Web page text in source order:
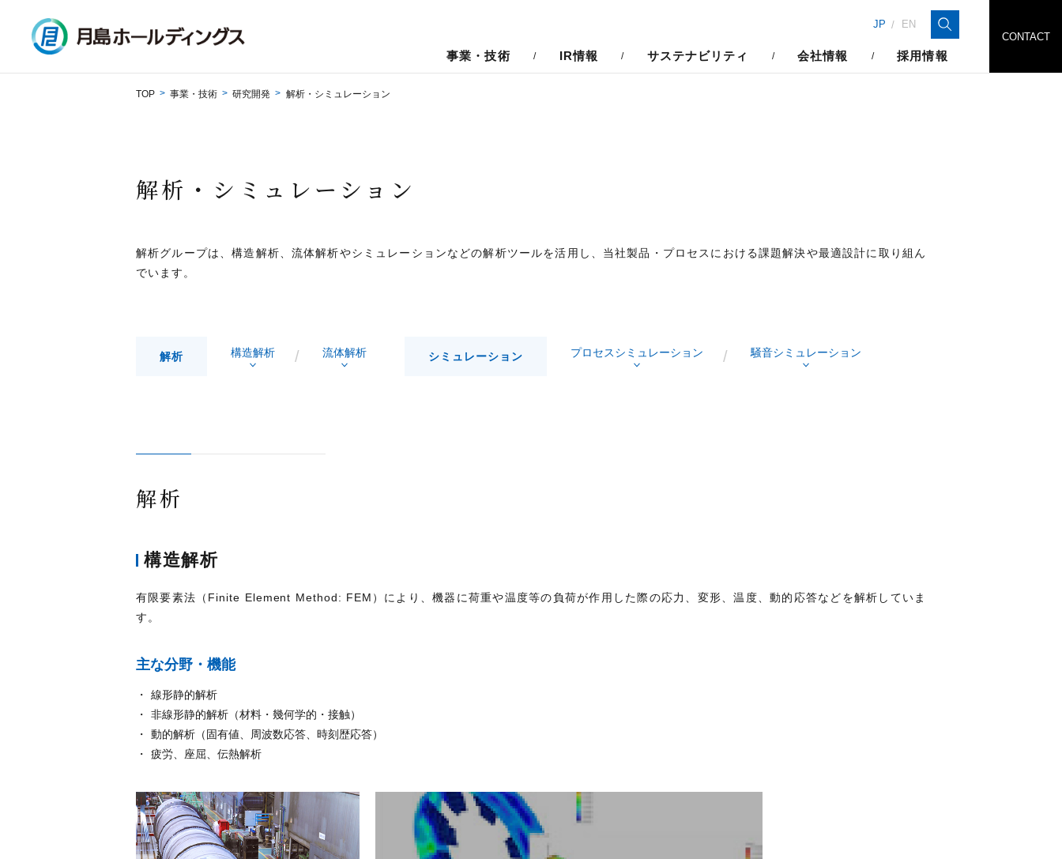
検索
JP EN
事業・技術 IR情報 サステナビリティ 会社情報 採用情報
CONTACT
TOP 事業・技術 研究開発 解析・シミュレーション
解析・シミュレーション
解析グループは、構造解析、流体解析やシミュレーションなどの解析ツールを活用し、当社製品・プロセスにおける課題解決や最適設計に取り組ん
でいます。
解析 構造解析 流体解析 シミュレーション プロセスシミュレーション 騒音シミュレーション
解析
構造解析
有限要素法（Finite Element Method: FEM）により、機器に荷重や温度等の負荷が作用した際の応力、変形、温度、動的応答などを解析していま
す。
主な分野・機能
線形静的解析
非線形静的解析（材料・幾何学的・接触）
動的解析（固有値、周波数応答、時刻歴応答）
疲労、座屈、伝熱解析